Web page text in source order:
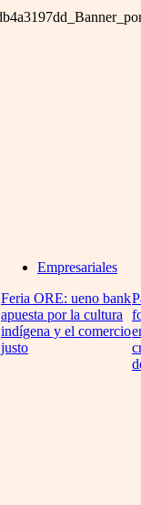
Empresariales
Feria ORE: ueno bank
apuesta por la cultura
indígena y el comercio
justo